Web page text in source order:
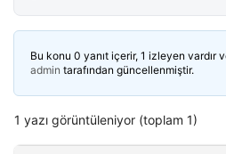
Bu konu 0 yanıt içerir, 1 izleyen vardır
admin tarafından güncellenmiştir.
1 yazı görüntüleniyor (toplam 1)